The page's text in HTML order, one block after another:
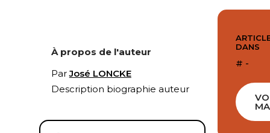
À propos de l'auteur
ParJosé LONCKE
Description biographie auteur
DANS
# -